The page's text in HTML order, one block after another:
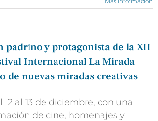
padrino y protagonista de la XII
Internacional La Mirada
de nuevas miradas creativas
2 al 13 de diciembre, con una
de cine, homenajes y